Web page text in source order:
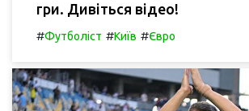
гри. Дивіться відео!
#Футболіст #Київ #Євро